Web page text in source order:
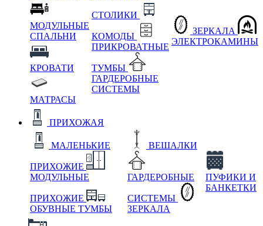
МОДУЛЬНЫЕ
СПАЛЬНИ
КРОВАТИ
МАТРАСЫ
СТОЛИКИ
КОМОДЫ
ПРИКРОВАТНЫЕ
ТУМБЫ
ГАРДЕРОБНЫЕ
СИСТЕМЫ
ЗЕРКАЛА
ЭЛЕКТРОКАМИНЫ
ПРИХОЖАЯ
МАЛЕНЬКИЕ
ПРИХОЖИЕ
МОДУЛЬНЫЕ
ПРИХОЖИЕ
ОБУВНЫЕ ТУМБЫ
ВЕШАЛКИ
ГАРДЕРОБНЫЕ
СИСТЕМЫ
ЗЕРКАЛА
ПУФИКИ И
БАНКЕТКИ